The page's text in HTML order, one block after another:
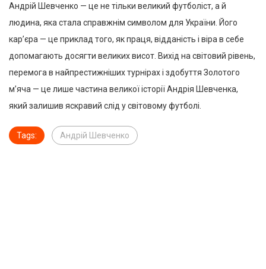
Андрій Шевченко — це не тільки великий футболіст, а й
людина, яка стала справжнім символом для України. Його
кар’єра — це приклад того, як праця, відданість і віра в себе
допомагають досягти великих висот. Вихід на світовий рівень,
перемога в найпрестижніших турнірах і здобуття Золотого
м’яча — це лише частина великої історії Андрія Шевченка,
який залишив яскравий слід у світовому футболі.
Tags: Андрій Шевченко